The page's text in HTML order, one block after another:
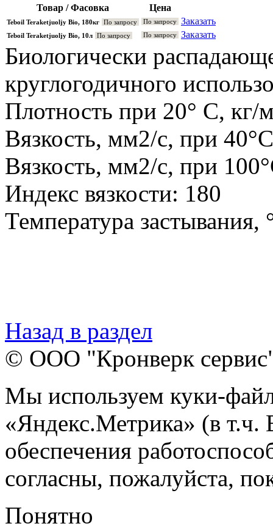
Товар / Фасовка Цена
Teboil Teraketjuoljy Bio, 180кг По запросу По запросу Заказать
Teboil Teraketjuoljy Bio, 10л По запросу По запросу Заказать
Биологически
круглогодичного
Плотность при 20° C, кг/
Вязкость, мм2/с, при
Вязкость, мм2/с, при
Индекс вязкости: 180
Температура застывания,
Назад в раздел
© ООО "Кронверк
Мы используем куки-
«Яндекс.Метрика» (в т.ч.
обеспечения
согласны, пожалуйста,
Понятно